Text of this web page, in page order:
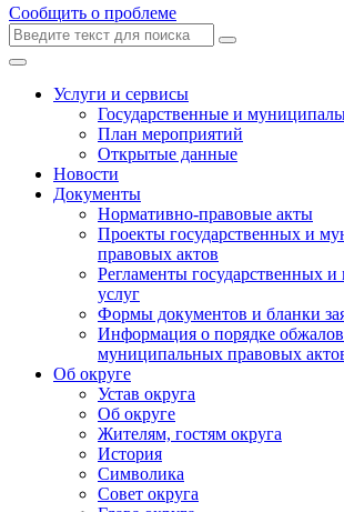
Сообщить о проблеме
Услуги и сервисы
Государственные и
План мероприятий
Открытые данные
Новости
Документы
Нормативно-правовые акты
Проекты государственных и
правовых актов
Регламенты государственных
услуг
Формы документов и бланки
Информация о порядке
муниципальных правовых
Об округе
Устав округа
Об округе
Жителям, гостям округа
История
Символика
Совет округа